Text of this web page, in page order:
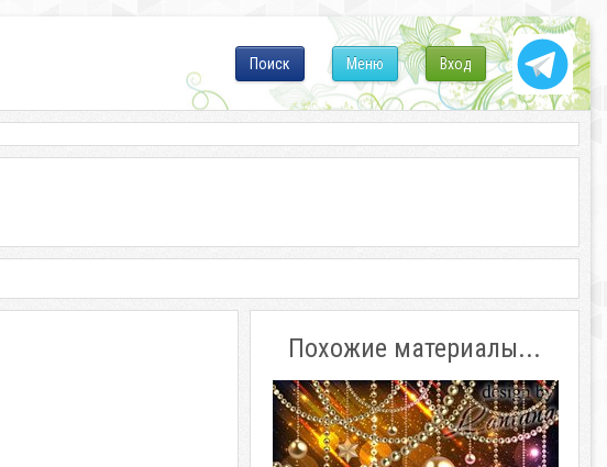
Вход
Меню
Поиск
Похожие материалы...